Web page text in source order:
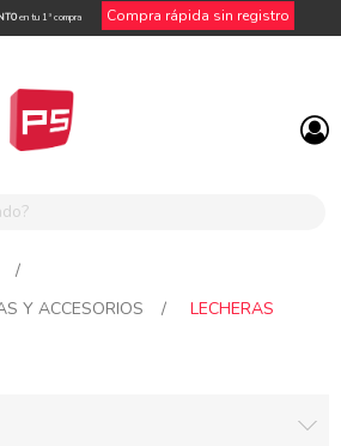
en tu 1ª compra Compra rápida sin registro
/
Y ACCESORIOS
/ LECHERAS